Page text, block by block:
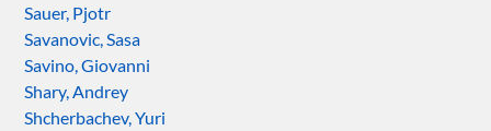
Sauer, Pjotr
Savanovic, Sasa
Savino, Giovanni
Shary, Andrey
Shcherbachev, Yuri